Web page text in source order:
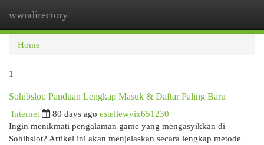
wwndirectory
Home
1
Sohibslot: Panduan Lengkap Masuk & Daftar Paling Baru
Internet
80 days ago estellewyix651230
Ingin menikmati pengalaman game yang mengasyikkan di
Sohibslot? Artikel ini akan menjelaskan secara lengkap metode